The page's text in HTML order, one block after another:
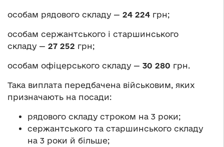
особам рядового складу — 24 224 грн;
особам сержантського і старшинського
складу — 27 252 грн;
особам офіцерського складу — 30 280 грн.
Така виплата передбачена військовим, яких
призначають на посади:
рядового складу строком на 3 роки;
сержантського та старшинського складу
на 3 роки й більше;